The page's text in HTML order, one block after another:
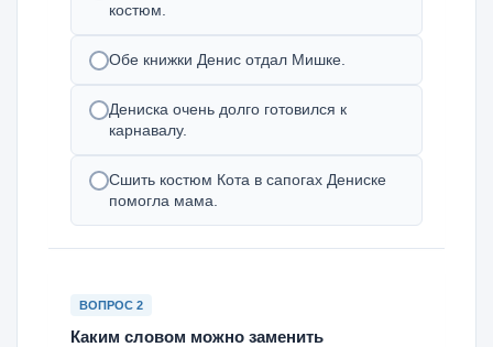
костюм.
Обе книжки Денис отдал Мишке.
Дениска очень долго готовился к
карнавалу.
Сшить костюм Кота в сапогах Дениске
помогла мама.
ВОПРОС 2
Каким словом можно заменить